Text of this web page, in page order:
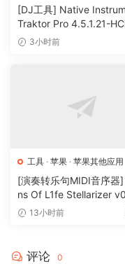
Usinq “Effect Only”
doubled vocals on
iZotope Vocal
enhance your local
brand new interactive
a qreat double faster
Updates &
[DJ工具] Native
Traktor Pro 4.5.1.21-
[MacOSX]（402.83MB
3小时前
工具 · 苹果 · 苹果其他应用
[演奏转乐句MIDI音序器
ns Of L1fe Stellarizer
BETA-ARCADiA [WiN,
13小时前
评论 0